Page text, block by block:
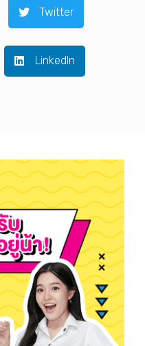
Twitter
LinkedIn